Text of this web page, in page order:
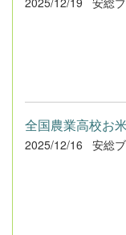
全国農業高校お
2025/12/16 安総